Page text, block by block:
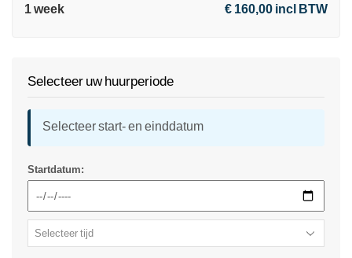
1 week € 160,00 incl BTW
Selecteer uw huurperiode
Selecteer start- en einddatum
Startdatum: